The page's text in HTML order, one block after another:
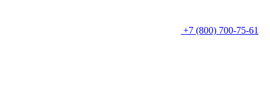
+7 (800) 700-75-61